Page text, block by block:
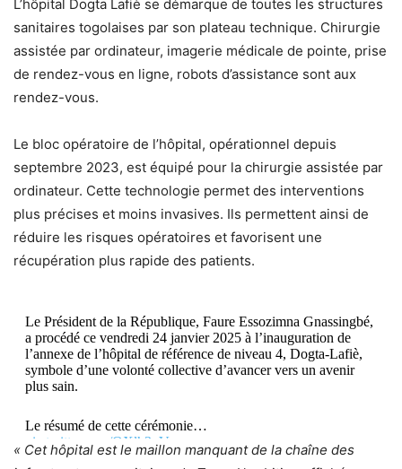
L’hôpital Dogta Lafiè se démarque de toutes les structures
sanitaires togolaises par son plateau technique. Chirurgie
assistée par ordinateur, imagerie médicale de pointe, prise
de rendez-vous en ligne, robots d’assistance sont aux
rendez-vous.
Le bloc opératoire de l’hôpital, opérationnel depuis
septembre 2023, est équipé pour la chirurgie assistée par
ordinateur. Cette technologie permet des interventions
plus précises et moins invasives. Ils permettent ainsi de
réduire les risques opératoires et favorisent une
récupération plus rapide des patients.
Le Président de la République, Faure Essozimna Gnassingbé,
a procédé ce vendredi 24 janvier 2025 à l’inauguration de
l’annexe de l’hôpital de référence de niveau 4, Dogta-Lafiè,
symbole d’une volonté collective d’avancer vers un avenir
plus sain.
Le résumé de cette cérémonie…
pic.twitter.com/OXlh3qVmow
« Cet hôpital est le maillon manquant de la chaîne des